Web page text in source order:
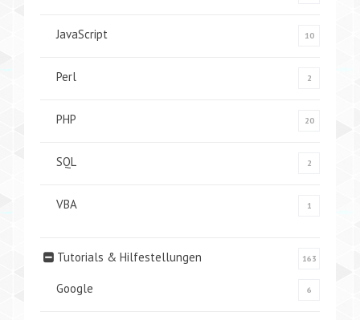
JavaScript 10
Perl 2
PHP 20
SQL 2
VBA 1
Tutorials & Hilfestellungen 163
Google 6